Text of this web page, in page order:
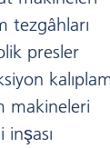
tezgâhları
presler
makineleri
inşası